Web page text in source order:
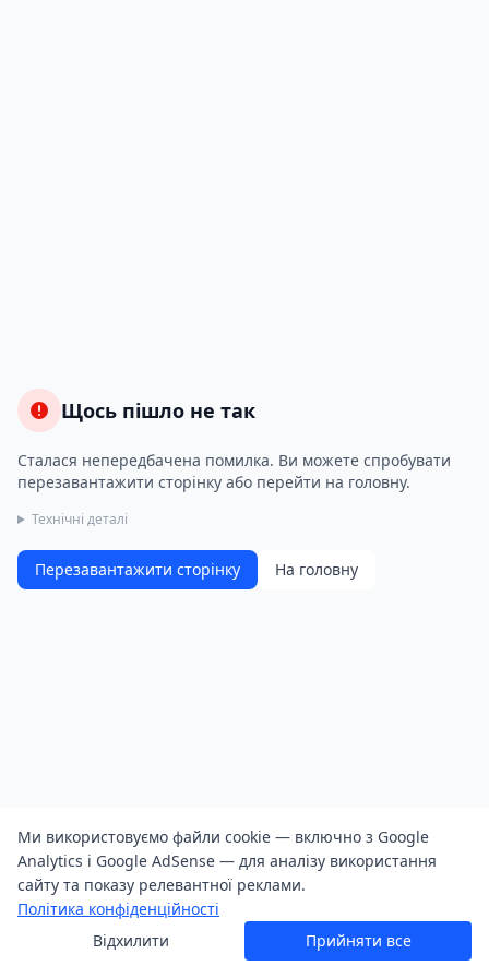
Щось пішло не так
Сталася непередбачена помилка. Ви можете спробувати
перезавантажити сторінку або перейти на головну.
Технічні деталі
Перезавантажити сторінку На головну
Ми використовуємо файли cookie — включно з Google
Analytics і Google AdSense — для аналізу використання
сайту та показу релевантної реклами.
Політика конфіденційності
Відхилити
Прийняти все